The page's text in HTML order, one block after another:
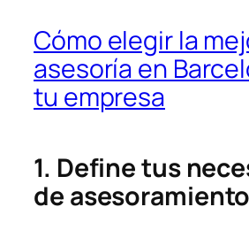
Cómo elegir la
asesoría en
tu empresa
1. Define tus
de asesoramiento